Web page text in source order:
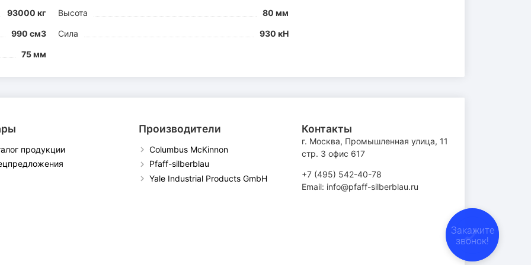
93000 кг Высота 80 мм
990 см3 Сила 930 кН
75 мм
продукции
Производители
Columbus McKinnon
Pfaff-silberblau
Yale Industrial Products GmbH
Контакты
г. Москва, Промышленная улица, 11
стр. 3 офис 617
+7 (495) 542-40-78
Email: info@pfaff-silberblau.ru
Закажите
звонок!